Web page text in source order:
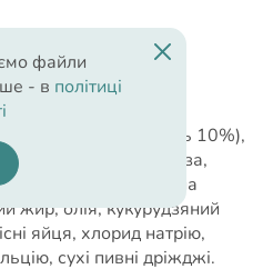
(лосось 10%, тунець 10%),
куряче м'ясо, кукурудза,
білків, пульпа
жир, олія, кукурудзяний
яйця, хлорид натрію,
сухі пивні дріжджі.
файли
- в політиці